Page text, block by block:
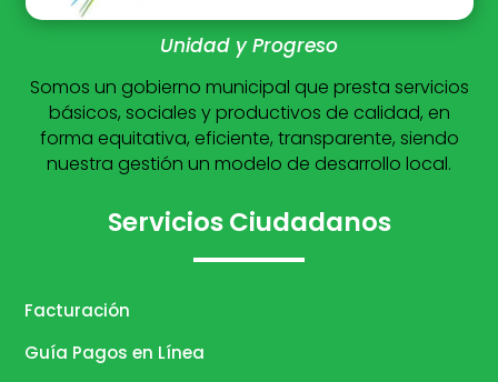
Unidad y Progreso
Somos un gobierno municipal que presta servicios
básicos, sociales y productivos de calidad, en
forma equitativa, eficiente, transparente, siendo
nuestra gestión un modelo de desarrollo local.
Servicios Ciudadanos
Facturación
Guía Pagos en Línea